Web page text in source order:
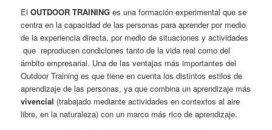
ElOUTDOOR TRAINING es una formación experimental que se
centra en la capacidad de las personas para aprender por medio
de la experiencia directa, por medio de situaciones y actividades
que reproducen condiciones tanto de la vida real como del
ámbito empresarial. Una de las ventajas más importantes del
Outdoor Training es que tiene en cuenta los distintos estilos de
aprendizaje de las personas, ya que combina un aprendizaje más
vivencial (trabajado mediante actividades en contextos al aire
libre, en la naturaleza) con un marco más rico de aprendizaje.